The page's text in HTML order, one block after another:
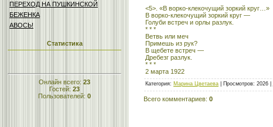
ПЕРЕХОД НА ПУШКИНСКОЙ
БЕЖЕНКА
АBОСЬ!
Статистика
Онлайн всего: 23
Гостей: 23
Пользователей: 0
<5>. «В ворко-клекочущий зоркий круг…»
В ворко-клекочущий зоркий круг —
Голуби встреч и орлы разлук.
* * *
Ветвь или меч
Примешь из рук?
В щебете встреч —
Дребезг разлук.
* * *
2 марта 1922
Категория: Марина Цветаева Просмотров: 2026 |
Всего комментариев: 0